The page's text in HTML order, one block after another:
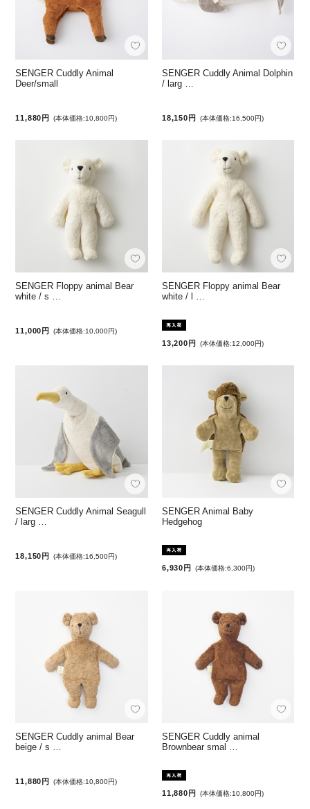
SENGER Cuddly Animal
Deer/small
11,880円 (本体価格:10,800円)
SENGER Cuddly Animal Dolphin
/ larg …
18,150円 (本体価格:16,500円)
SENGER Floppy animal Bear
white / s …
11,000円 (本体価格:10,000円)
SENGER Floppy animal Bear
white / l …
13,200円 (本体価格:12,000円)
SENGER Cuddly Animal Seagull
/ larg …
18,150円 (本体価格:16,500円)
SENGER Animal Baby
Hedgehog
6,930円 (本体価格:6,300円)
SENGER Cuddly animal Bear
beige / s …
11,880円 (本体価格:10,800円)
SENGER Cuddly animal
Brownbear smal …
11,880円 (本体価格:10,800円)